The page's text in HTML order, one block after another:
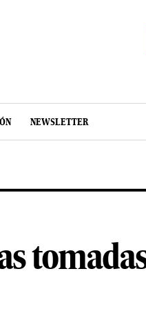
NEWSLETTER